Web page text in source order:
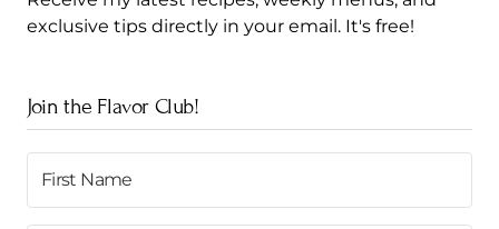
exclusive tips directly in your email. It's free!
Join the Flavor Club!